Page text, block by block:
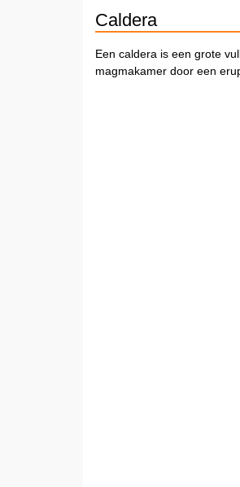
Caldera
Een caldera is een grote
magmakamer door een